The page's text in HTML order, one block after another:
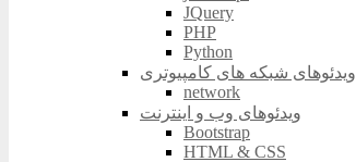
JQuery
PHP
Python
ویدئوهای شبکه های کامپیوتری
network
ویدئوهای وب و اینترنت
Bootstrap
HTML & CSS